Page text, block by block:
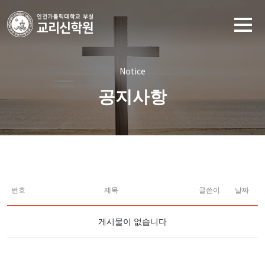
Notice
공지사항
번호 제목 글쓴이 날짜
게시물이 없습니다